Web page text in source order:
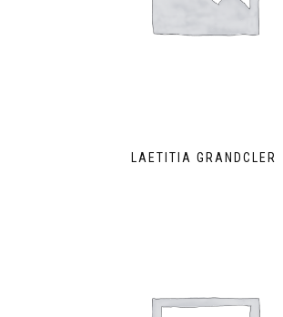
LAETITIA GRANDCLER